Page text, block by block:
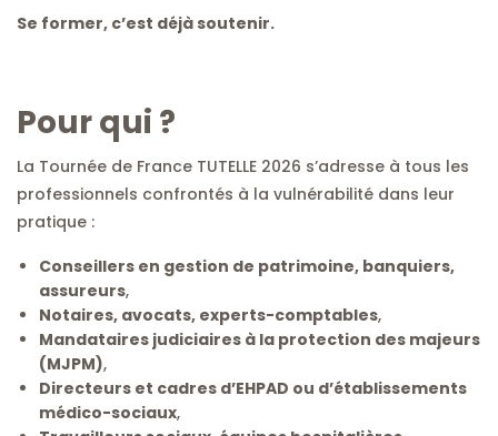
Se former, c’est déjà soutenir.
Pour qui ?
La Tournée de France TUTELLE 2026 s’adresse à tous les
professionnels confrontés à la vulnérabilité dans leur
pratique :
Conseillers en gestion de patrimoine, banquiers,
assureurs,
Notaires, avocats, experts-comptables,
Mandataires judiciaires à la protection des majeurs
(MJPM),
Directeurs et cadres d’EHPAD ou d’établissements
médico-sociaux,